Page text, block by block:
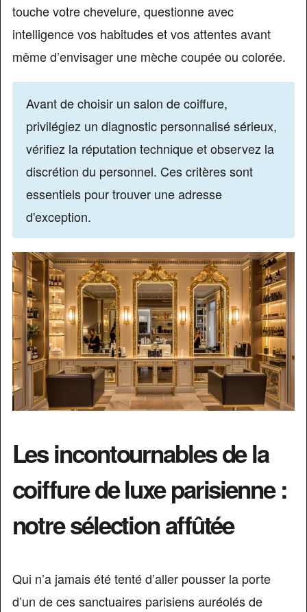
touche votre chevelure, questionne avec
intelligence vos habitudes et vos attentes avant
même d’envisager une mèche coupée ou colorée.
Avant de choisir un salon de coiffure,
privilégiez un diagnostic personnalisé sérieux,
vérifiez la réputation technique et observez la
discrétion du personnel. Ces critères sont
essentiels pour trouver une adresse
d'exception.
Les incontournables de la
coiffure de luxe parisienne :
notre sélection affûtée
Qui n’a jamais été tenté d’aller pousser la porte
d’un de ces sanctuaires parisiens auréolés de